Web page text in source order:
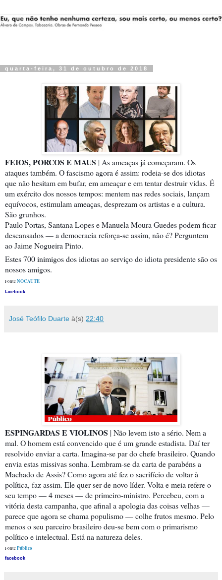
quarta-feira, 31 de outubro de 2018
FEIOS, PORCOS E MAUS | As ameaças já começaram. Os
ataques também. O fascismo agora é assim: rodeia-se dos idiotas
que não hesitam em bufar, em ameaçar e em tentar destruir vidas. É
um exército dos nossos tempos: mentem nas redes sociais, lançam
equívocos, estimulam ameaças, desprezam os artistas e a cultura.
São grunhos.
Paulo Portas, Santana Lopes e Manuela Moura Guedes podem ficar
descansados — a democracia reforça-se assim, não é? Perguntem
ao Jaime Nogueira Pinto.
Estes 700 inimigos dos idiotas ao serviço do idiota presidente são os
nossos amigos.
FonteNOCAUTE
facebook
José Teófilo Duarte à(s) 22:40
ESPINGARDAS E VIOLINOS | Não levem isto a sério. Nem a
mal. O homem está convencido que é um grande estadista. Daí ter
resolvido enviar a carta. Imagina-se par do chefe brasileiro. Quando
envia estas missivas sonha. Lembram-se da carta de parabéns a
Machado de Assis? Como agora até fez o sacrifício de voltar à
política, faz assim. Ele quer ser de novo líder. Volta e meia refere o
seu tempo — 4 meses — de primeiro-ministro. Percebeu, com a
vitória desta campanha, que afinal a apologia das coisas velhas —
parece que agora se chama populismo — colhe frutos mesmo. Pelo
menos o seu parceiro brasileiro deu-se bem com o primarismo
político e intelectual. Está na natureza deles.
FontePúblico
facebook